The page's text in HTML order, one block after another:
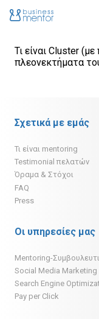
Τι είναι Cluster
πλεονεκτήματα
Σχετικά με εμάς
Τι είναι mentoring
Testimonial πελατών
Όραμα & Στόχοι
FAQ
Press
Οι υπηρεσίες μας
Mentoring-
Social Media Marketing
Search Engine
Pay per Click